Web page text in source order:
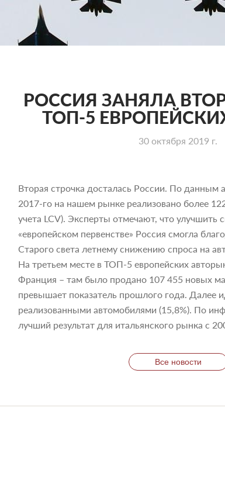
РОССИЯ ЗАНЯЛА
ТОП-5
30 октября 2019 г.
Вторая строчка досталась России. По данным
2017-го на нашем рынке реализовано более
учета LCV). Эксперты отмечают, что улучшить
«европейском первенстве» Россия смогла
Старого света летнему снижению спроса на
На третьем месте в ТОП-5 европейских
Франция – там было продано 107 455 новых
превышает показатель прошлого года. Далее
реализованными автомобилями (15,8%). По
лучший результат для итальянского рынка с
Все новости